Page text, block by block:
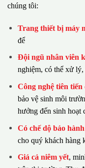
chúng tôi:
Trang thiết bị máy
để
Đội ngũ nhân viên
nghiệm, có thể xử
Công nghệ tiên
bảo vệ sinh môi
hưởng đến sinh hoạt
Có chế dộ bảo
cho quý khách hàng
Giá cả niêm yết,